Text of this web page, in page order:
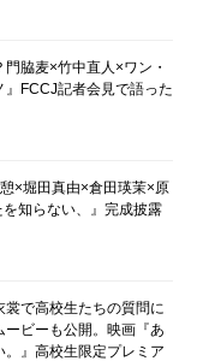
脇麦×竹中直人×ワン・
FCCJ記者会見で語った
×堀田真由×倉田瑛茉×原
知らない、』完成披露
で高校生たちの質問に
ビーも公開。映画『あ
』高校生限定プレミア